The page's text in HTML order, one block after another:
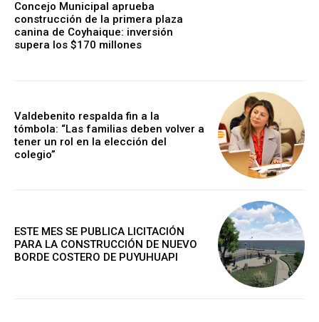
Concejo Municipal aprueba
construcción de la primera plaza
canina de Coyhaique: inversión
supera los $170 millones
Valdebenito respalda fin a la
tómbola: “Las familias deben volver a
tener un rol en la elección del
colegio”
ESTE MES SE PUBLICA LICITACIÓN
PARA LA CONSTRUCCIÓN DE NUEVO
BORDE COSTERO DE PUYUHUAPI